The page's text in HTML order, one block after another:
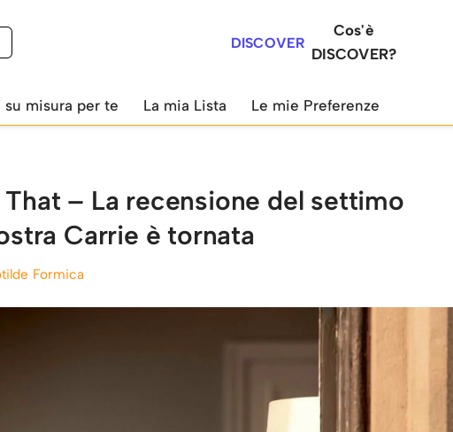
DISCOVER
Cos'è
DISCOVER?
su misura per te La mia Lista Le mie Preferenze
– La recensione del settimo
Carrie è tornata
Formica